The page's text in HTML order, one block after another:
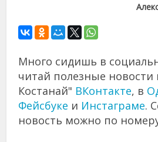
Много сидишь в
читай полезные новости
Костанай" ВКонтакте, в
Фейсбуке и Инстаграме.
новость можно по